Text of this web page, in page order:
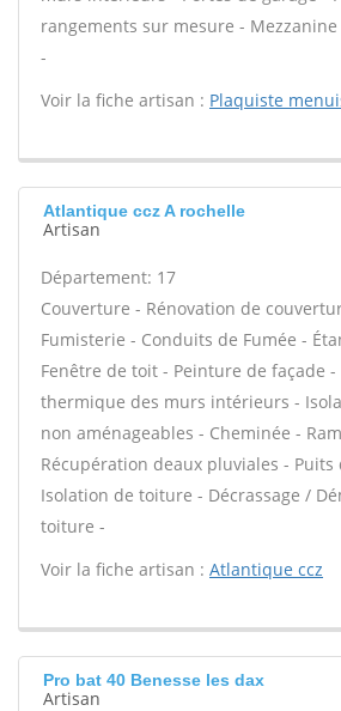
rangements sur mesure - Mezzanine
-
Voir la fiche artisan : Plaquiste
Atlantique ccz A rochelle
Artisan
Département: 17
Couverture - Rénovation de
Fumisterie - Conduits de Fumée -
Fenêtre de toit - Peinture de façade
thermique des murs intérieurs -
non aménageables - Cheminée -
Récupération deaux pluviales -
Isolation de toiture - Décrassage /
toiture -
Voir la fiche artisan : Atlantique ccz
Pro bat 40 Benesse les dax
Artisan